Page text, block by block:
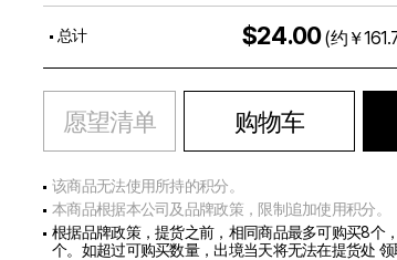
总计 $24.00(约￥
愿望清单 购物车
该商品无法使用所持的积分。
本商品根据本公司及品牌政策，限制追加使用积分。
根据品牌政策，提货之前，相同商品最多可购买8个
个。如超过可购买数量，出境当天将无法在提货处 领